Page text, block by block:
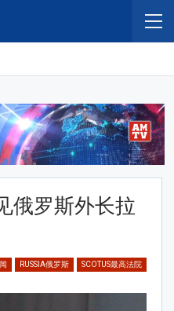
俄罗斯外长拉
RUSSIA俄罗斯 SCOTUS最高法院